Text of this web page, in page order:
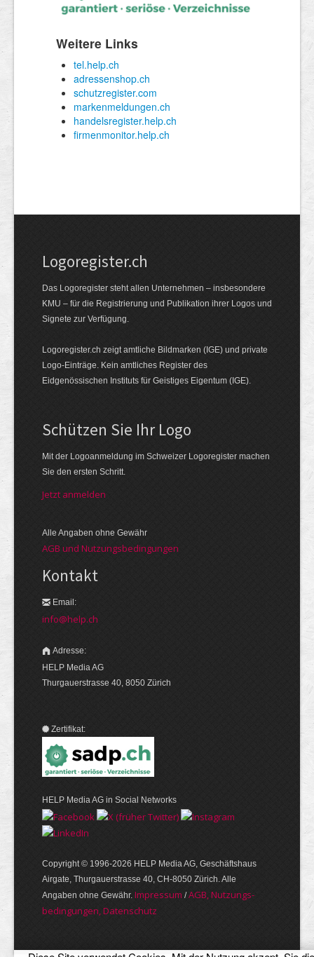
Logoregister.ch
Das Logoregister steht allen Unternehmen – insbesondere
KMU – für die Registrierung und Publikation ihrer Logos und
Signete zur Verfügung.
Logoregister.ch zeigt amtliche Bildmarken (IGE) und private
Logo-Einträge. Kein amtliches Register des
Eidgenössischen Instituts für Geistiges Eigentum (IGE).
Schützen Sie Ihr Logo
Mit der Logo­an­meldung im Schweizer Logo­register machen
Sie den ersten Schritt.
Jetzt anmelden
Alle Angaben ohne Gewähr
AGB und Nutzungsbedingungen
Kontakt
Email:
info@help.ch
Adresse:
HELP Media AG
Thurgauerstrasse 40, 8050 Zürich
Zertifikat:
HELP Media AG in Social Networks
Copyright © 1996-2026 HELP Media AG, Geschäftshaus
Airgate, Thurgauer­strasse 40, CH-8050 Zürich. Alle
Angaben ohne Gewähr. Im­pres­sum /AGB, Nut­zungs­
bedin­gungen, Daten­schutz